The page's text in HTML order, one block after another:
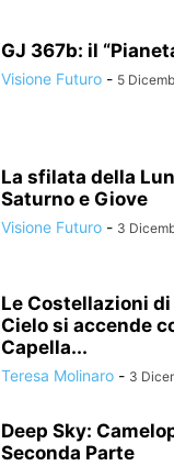
GJ 367b: il
Visione Futuro - 5
La sfilata della
Saturno e Giove
Visione Futuro - 3
Le Costellazioni
Cielo si accende
Capella...
Teresa Molinaro - 3
Deep Sky:
Seconda Parte